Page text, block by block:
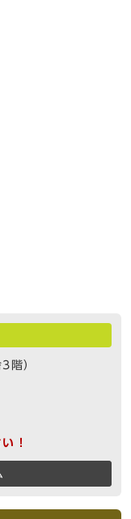
階）
！